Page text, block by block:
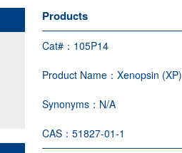
Products
Cat#： 105P14
Product Name：Xenopsin (XP)
Synonyms： N/A
CAS：51827-01-1